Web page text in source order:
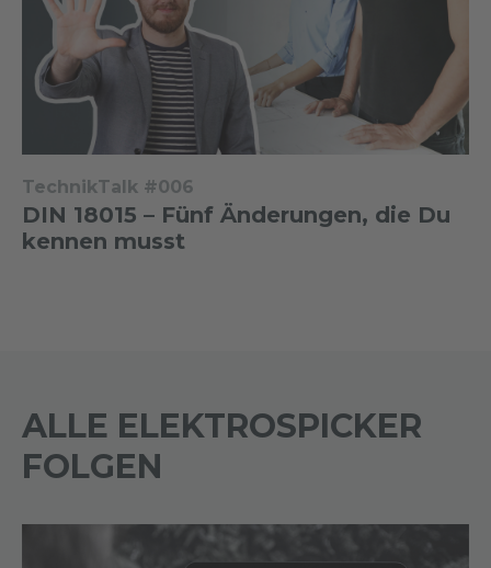
TechnikTalk #006
DIN 18015 – Fünf Änderungen, die Du
kennen musst
ALLE ELEKTROSPICKER
FOLGEN